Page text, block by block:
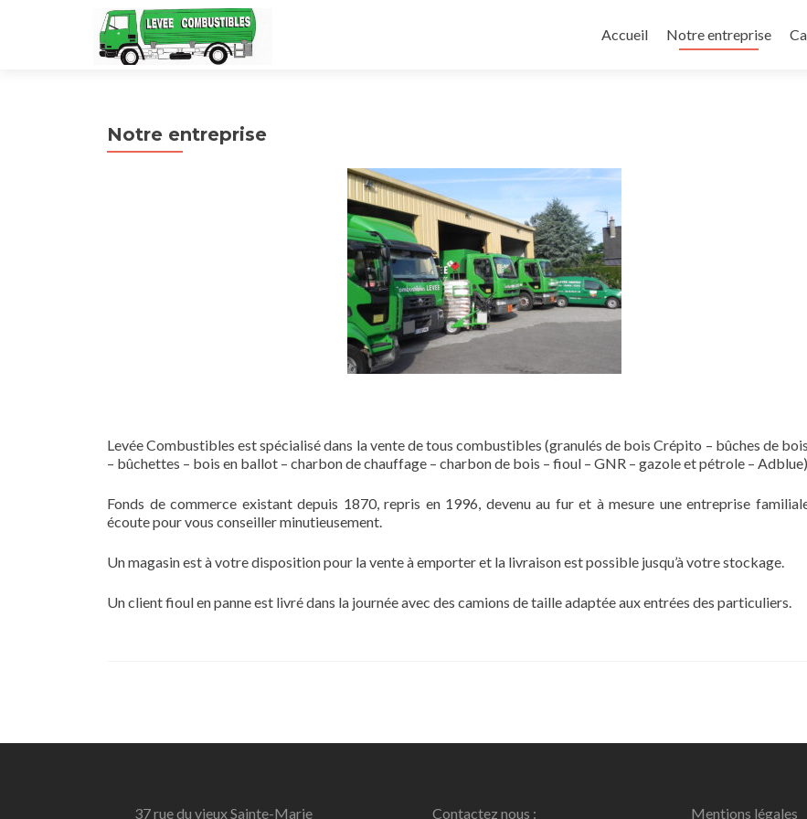
Accueil
Notre entreprise
Notre entreprise
Levée Combustibles est spécialisé dans la vente de tous combustibles (granulés de bois Crépito – bûches de
– bûchettes – bois en ballot – charbon de chauffage – charbon de bois – fioul – GNR – gazole et pétrole –
Fonds de commerce existant depuis 1870, repris en 1996, devenu au fur et à mesure une entreprise
écoute pour vous conseiller minutieusement.
Un magasin est à votre disposition pour la vente à emporter et la livraison est possible jusqu’à votre stockage.
Un client fioul en panne est livré dans la journée avec des camions de taille adaptée aux entrées des particuliers.
37 rue du vieux Sainte-Marie Contactez nous : Mentions légales